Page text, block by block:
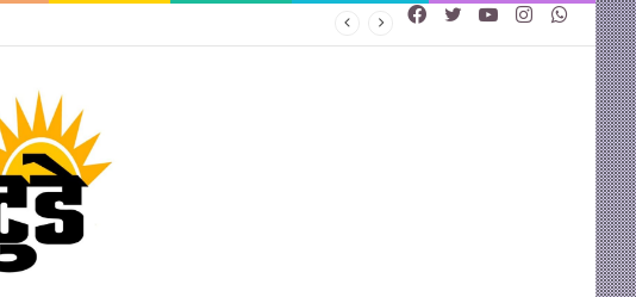
Instagram
YouTube
Twitter
Facebook